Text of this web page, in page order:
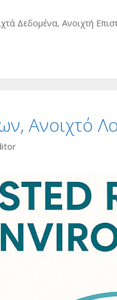
Δεδομένα, Ανοιχτή
Ανοιχτό